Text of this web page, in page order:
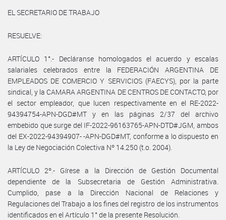
EL SECRETARIO DE TRABAJO
RESUELVE:
ARTÍCULO 1°.- Decláranse homologados el acuerdo y escalas
salariales celebrados entre la FEDERACIÓN ARGENTINA DE
EMPLEADOS DE COMERCIO Y SERVICIOS (FAECYS), por la parte
sindical, y la CAMARA ARGENTINA DE CENTROS DE CONTACTO, por
el sector empleador, que lucen respectivamente en el RE-2022-
94394754-APN-DGD#MT y en las páginas 2/37 del archivo
embebido que surge del IF-2022-96163765-APN-DTD#JGM, ambos
del EX-2022-94394907- -APN-DGD#MT, conforme a lo dispuesto en
la Ley de Negociación Colectiva Nº 14.250 (t.o. 2004).
ARTÍCULO 2º.- Gírese a la Dirección de Gestión Documental
dependiente de la Subsecretaria de Gestión Administrativa.
Cumplido, pase a la Dirección Nacional de Relaciones y
Regulaciones del Trabajo a los fines del registro de los instrumentos
identificados en el Artículo 1° de la presente Resolución.